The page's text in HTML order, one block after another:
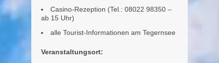
Casino-Rezeption (Tel.: 08022 98350 –
ab 15 Uhr)
alle Tourist-Informationen am Tegernsee
Veranstaltungsort: